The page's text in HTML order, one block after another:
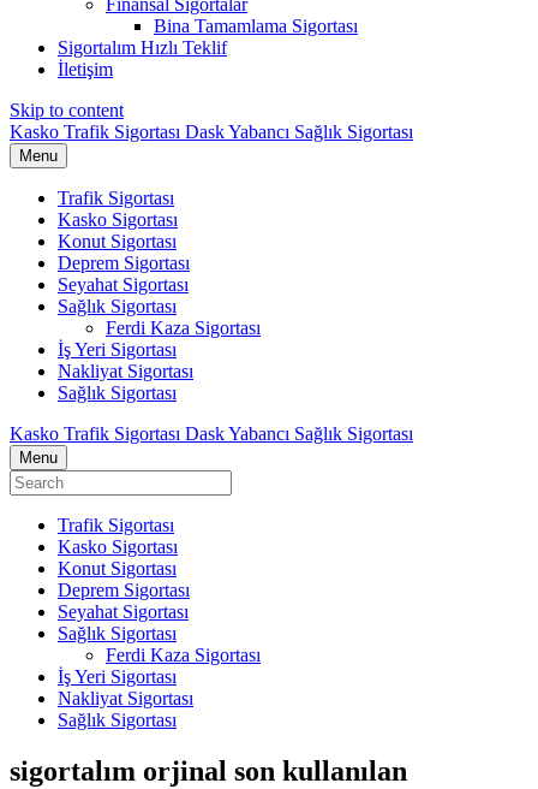
Finansal Sigortalar
Bina Tamamlama Sigortası
Sigortalım Hızlı Teklif
İletişim
Skip to content
Kasko Trafik Sigortası Dask Yabancı Sağlık Sigortası
Menu
Trafik Sigortası
Kasko Sigortası
Konut Sigortası
Deprem Sigortası
Seyahat Sigortası
Sağlık Sigortası
Ferdi Kaza Sigortası
İş Yeri Sigortası
Nakliyat Sigortası
Sağlık Sigortası
Kasko Trafik Sigortası Dask Yabancı Sağlık Sigortası
Menu
Trafik Sigortası
Kasko Sigortası
Konut Sigortası
Deprem Sigortası
Seyahat Sigortası
Sağlık Sigortası
Ferdi Kaza Sigortası
İş Yeri Sigortası
Nakliyat Sigortası
Sağlık Sigortası
sigortalım orjinal son kullanılan